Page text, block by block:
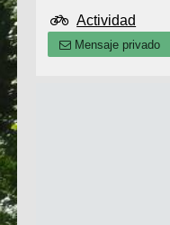
Actividad
Mensaje privado